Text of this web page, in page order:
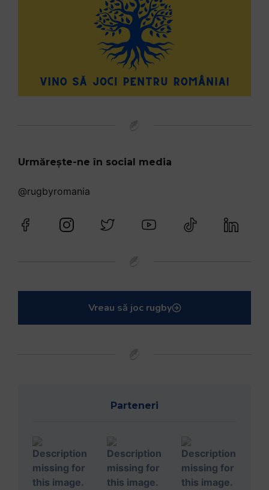
Urmărește-ne în social media
@rugbyromania
Vreau să joc rugby
Parteneri